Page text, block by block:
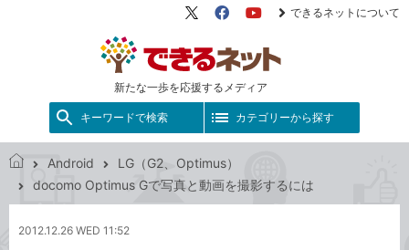
新たな一歩を応援するメディア
X（旧
FacebookYouTube
できるネットについて
キーワードで検索 カテゴリーから探す
ネ
Android
LG（G2、Optimus）
docomo Optimus Gで写真と動画を撮影するには
2012.12.26 WED 11:52